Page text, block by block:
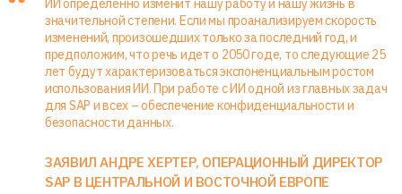
ИИ определенно изменит нашу работу и нашу жизнь в
значительной степени. Если мы проанализируем скорость
изменений, произошедших только за последний год, и
предположим, что речь идет о 2050 годе, то следующие 25
лет будут характеризоваться экспоненциальным ростом
использования ИИ. При работе с ИИ одной из главных задач
для SAP и всех – обеспечение конфиденциальности и
безопасности данных.
ЗАЯВИЛ АНДРЕ ХЕРТЕР, ОПЕРАЦИОННЫЙ ДИРЕКТОР
SAP В ЦЕНТРАЛЬНОЙ И ВОСТОЧНОЙ ЕВРОПЕ